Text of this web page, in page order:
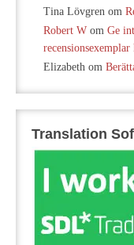
Tina Lövgren om
Robert W om Ge
recensionsexemplar
Elizabeth om
Translation